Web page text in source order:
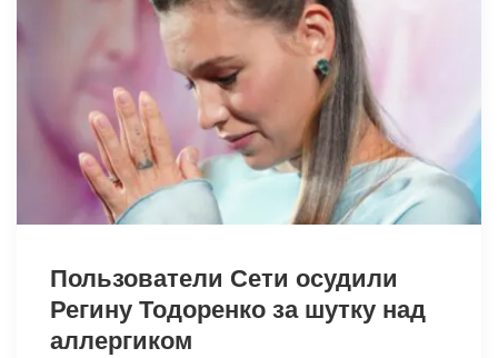
Пользователи Сети осудили
Регину Тодоренко за шутку над
аллергиком